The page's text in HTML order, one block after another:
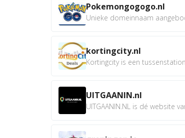
Pokemongogogo.nl
Unieke domeinnaam
kortingcity.nl
Kortingcity is een
UITGAANIN.nl
UITGAANIN.NL is dé website